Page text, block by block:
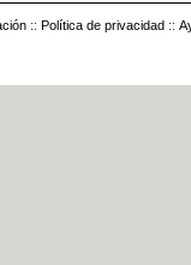
:: Política de privacidad ::